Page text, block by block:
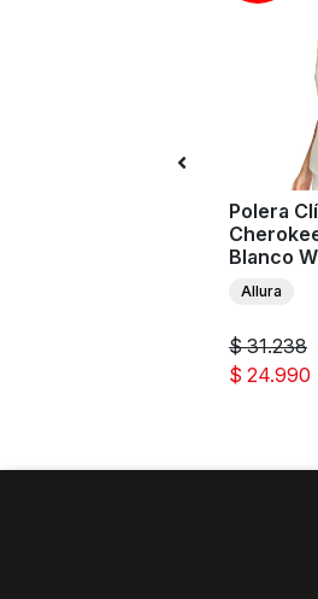
Polera
Blanco
Allura
$ 31.238
$ 24.990